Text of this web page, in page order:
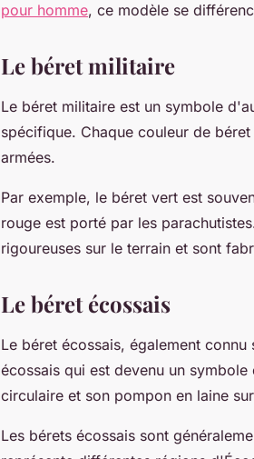
pour homme, ce modèle se
Le béret militaire
Le béret militaire est un symbole
spécifique. Chaque couleur de
armées.
Par exemple, le béret vert est
rouge est porté par les
rigoureuses sur le terrain et sont
Le béret écossais
Le béret écossais, également
écossais qui est devenu un
circulaire et son pompon en laine
Les bérets écossais sont